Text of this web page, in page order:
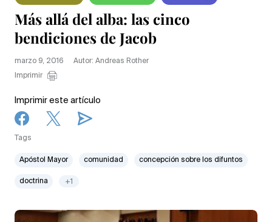
Más allá del alba: las cinco
bendiciones de Jacob
marzo 9, 2016
Autor: Andreas Rother
Imprimir
Imprimir este artículo
Tags
Apóstol Mayor comunidad concepción sobre los difuntos
doctrina +1